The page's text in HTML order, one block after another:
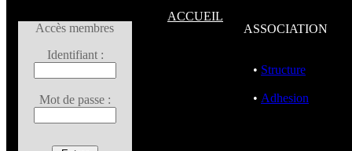
Accès membres
Identifiant :
Mot de passe :
ACCUEIL
ASSOCIATION
• Structure
• Adhesion